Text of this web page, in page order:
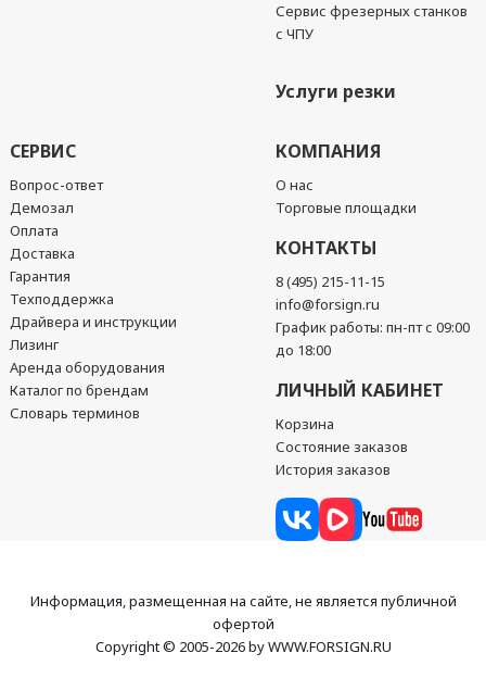
Сервис фрезерных станков
с ЧПУ
Услуги резки
СЕРВИС
Вопрос-ответ
Демозал
Оплата
Доставка
Гарантия
Техподдержка
Драйвера и инструкции
Лизинг
Аренда оборудования
Каталог по брендам
Словарь терминов
КОМПАНИЯ
О нас
Торговые площадки
КОНТАКТЫ
8 (495) 215-11-15
info@forsign.ru
График работы: пн-пт с 09:00
до 18:00
ЛИЧНЫЙ КАБИНЕТ
Корзина
Состояние заказов
История заказов
Информация, размещенная на сайте, не является публичной
офертой
Copyright © 2005-2026 by WWW.FORSIGN.RU